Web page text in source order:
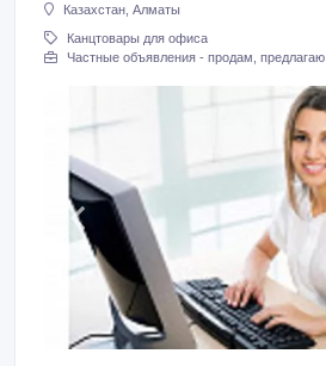
Казахстан, Алматы
Канцтовары для офиса
Частные объявления - продам, предлагаю